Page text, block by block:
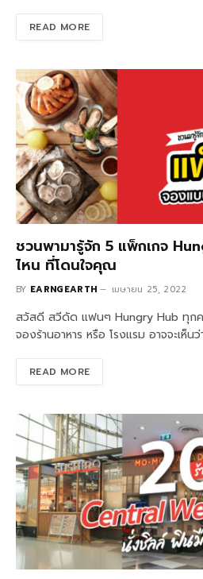
READ MORE
ชวนพามารู้จัก 5 แพ็กเกจ
ไหน ที่โดนใจคุณ
BY EARNGEARTH เมษายน 25, 2022
สวัสดี สวีดัด แฟนๆ Hungry Hub ทุกค
จองร้านอาหาร หรือ โรงแรม อาจจะเห็น
READ MORE